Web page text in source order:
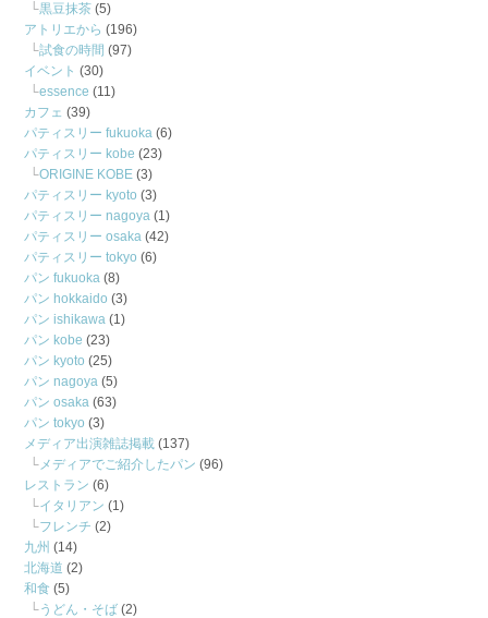
黒豆抹茶 (5)
アトリエから (196)
試食の時間 (97)
イベント (30)
essence (11)
カフェ (39)
パティスリー fukuoka (6)
パティスリー kobe (23)
ORIGINE KOBE (3)
パティスリー kyoto (3)
パティスリー nagoya (1)
パティスリー osaka (42)
パティスリー tokyo (6)
パン fukuoka (8)
パン hokkaido (3)
パン ishikawa (1)
パン kobe (23)
パン kyoto (25)
パン nagoya (5)
パン osaka (63)
パン tokyo (3)
メディア出演雑誌掲載 (137)
メディアでご紹介したパン (96)
レストラン (6)
イタリアン (1)
フレンチ (2)
九州 (14)
北海道 (2)
和食 (5)
うどん・そば (2)